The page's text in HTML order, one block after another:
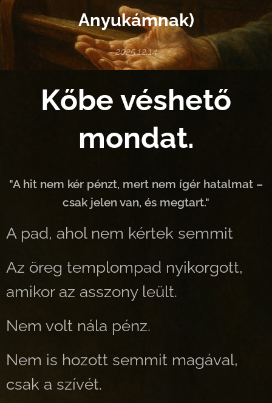
Anyukámnak)
2025.12.14
Kőbe véshető
mondat.
"A hit nem kér pénzt, mert nem ígér hatalmat –
csak jelen van, és megtart."
A pad, ahol nem kértek semmit
Az öreg templompad nyikorgott,
amikor az asszony leült.
Nem volt nála pénz.
Nem is hozott semmit magával,
csak a szívét.